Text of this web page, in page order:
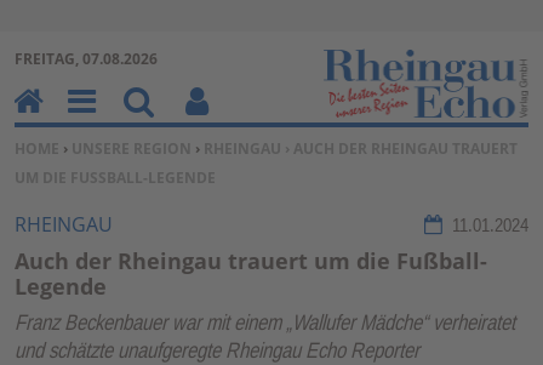
Zum Inhalt springen ↓
FREITAG, 07.08.2026
SIE BEFINDEN SICH HIER:
HOME › UNSERE REGION › RHEINGAU › AUCH DER RHEINGAU TRAUERT
UM DIE FUSSBALL-LEGENDE
RHEINGAU 11.01.2024
Auch der Rheingau trauert um die Fußball-
Legende
Franz Beckenbauer war mit einem „Wallufer Mädche“ verheiratet
und schätzte unaufgeregte Rheingau Echo Reporter
H
o
m
e
M
en
u
Su
ch
en
Be
nu
tz
un
kti
on
en